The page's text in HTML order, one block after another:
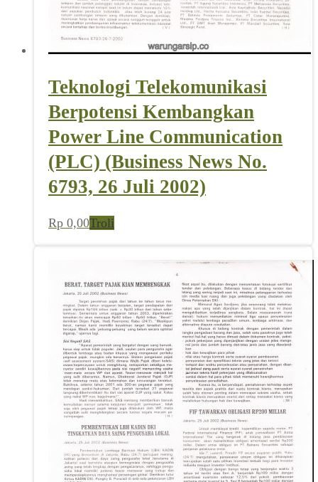
Teknologi Telekomunikasi
Berpotensi Kembangkan
Power Line Communication
(PLC) (Business News No.
6793, 26 Juli 2002)
Rp 0,00Troli